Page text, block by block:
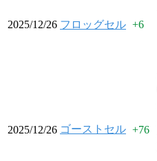
2025/12/26 フロッグセル +6
2025/12/26 ゴーストセル +76